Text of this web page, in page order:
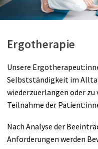
Ergotherapie
Unsere
Selbstständigkeit im
wiederzuerlangen oder zu
Teilnahme der
Nach Analyse der
Anforderungen werden